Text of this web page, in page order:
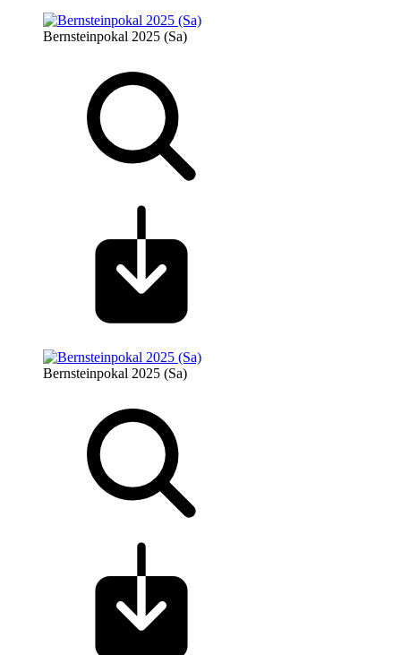
Bernsteinpokal 2025 (Sa)
Bernsteinpokal 2025 (Sa)